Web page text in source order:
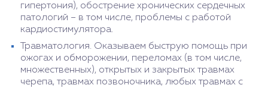
гипертония), обострение хронических сердечных
патологий – в том числе, проблемы с работой
кардиостимулятора.
Травматология. Оказываем быструю помощь при
ожогах и обморожении, переломах (в том числе,
множественных), открытых и закрытых травмах
черепа, травмах позвоночника, любых травмах с